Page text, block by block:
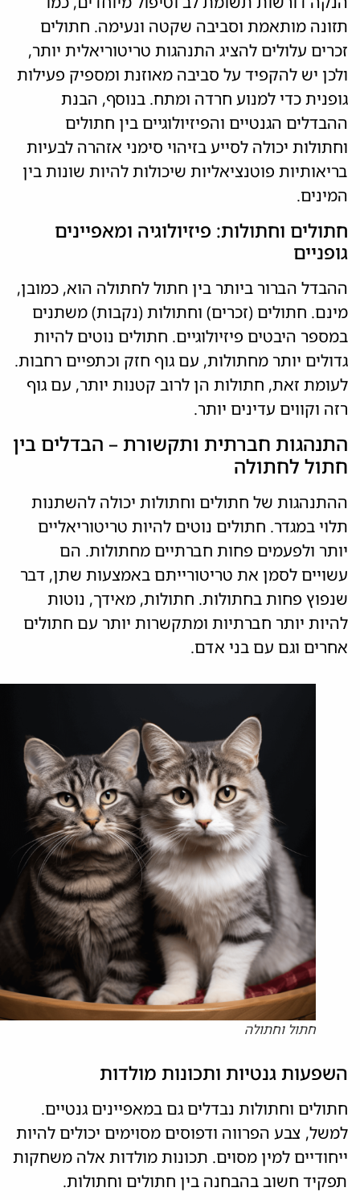
תזונה מותאמת וסביבה שקטה ונעימה. חתולים
זכרים עלולים להציג התנהגות טריטוריאלית יותר,
ולכן יש להקפיד על סביבה מאוזנת ומספיק פעילות
גופנית כדי למנוע חרדה ומתח. בנוסף, הבנת
ההבדלים הגנטיים והפיזיולוגיים בין חתולים
וחתולות יכולה לסייע בזיהוי סימני אזהרה לבעיות
בריאותיות פוטנציאליות שיכולות להיות שונות בין
המינים.
חתולים וחתולות: פיזיולוגיה ומאפיינים
גופניים
ההבדל הברור ביותר בין חתול לחתולה הוא, כמובן,
מינם. חתולים (זכרים) וחתולות (נקבות) משתנים
במספר היבטים פיזיולוגיים. חתולים נוטים להיות
גדולים יותר מחתולות, עם גוף חזק וכתפיים רחבות.
לעומת זאת, חתולות הן לרוב קטנות יותר, עם גוף
רזה וקווים עדינים יותר.
התנהגות חברתית ותקשורת – הבדלים בין
חתול לחתולה
ההתנהגות של חתולים וחתולות יכולה להשתנות
תלוי במגדר. חתולים נוטים להיות טריטוריאליים
יותר ולפעמים פחות חברתיים מחתולות. הם
עשויים לסמן את טריטורייתם באמצעות שתן, דבר
שנפוץ פחות בחתולות. חתולות, מאידך, נוטות
להיות יותר חברתיות ומתקשרות יותר עם חתולים
אחרים וגם עם בני אדם.
חתול וחתולה
השפעות גנטיות ותכונות מולדות
חתולים וחתולות נבדלים גם במאפיינים גנטיים.
למשל, צבע הפרווה ודפוסים מסוימים יכולים להיות
ייחודיים למין מסוים. תכונות מולדות אלה משחקות
תפקיד חשוב בהבחנה בין חתולים וחתולות.